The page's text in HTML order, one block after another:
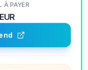
À PAYER
EUR